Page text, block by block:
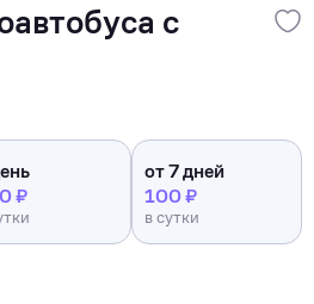
с
₽
от 7 дней
100 ₽
в сутки